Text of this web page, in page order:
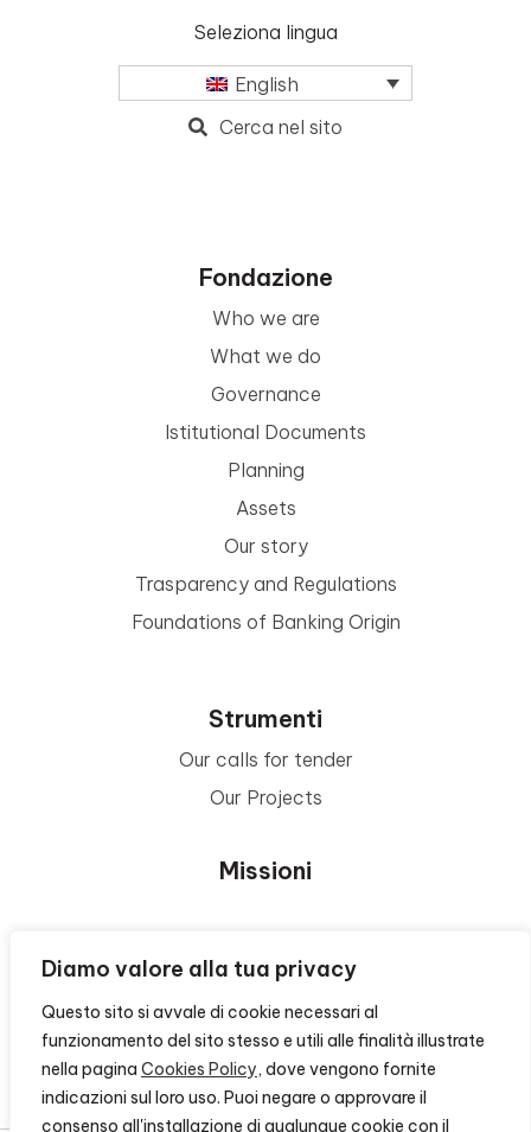
Diamo valore alla tua privacy
Questo sito si avvale di cookie necessari al
funzionamento del sito stesso e utili alle finalità illustrate
nella pagina Cookies Policy, dove vengono fornite
indicazioni sul loro uso. Puoi negare o approvare il
consenso all'installazione di qualunque cookie con il
Seleziona lingua
English
Cerca nel sito
Fondazione
Who we are
What we do
Governance
Istitutional Documents
Planning
Assets
Our story
Trasparency and Regulations
Foundations of Banking Origin
Strumenti
Our calls for tender
Our Projects
Missioni
Area Beneficiari
Privacy e Informative
Contacts